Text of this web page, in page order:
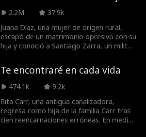
ser una flor delicada, empuña látigo y
cuchillo contra sus enemigos. El príncipe
la cree dócil, ¡pero hasta los fantasmas
temen su lado salvaje!
2.2M
37.9k
Juana Díaz, una mujer de origen rural,
escapó de un matrimonio opresivo con su
hija y conoció a Santiago Zarra, un militar
ropa y lograron su independencia. Con el
cuidado de Juana, Santiago recuperó la
movilidad, y ambos abrieron un nuevo
capítulo en sus vidas, transformando por
completo su destino.
Te encontraré en cada vida
474.1k
9.2k
Rita Carr, una antigua canalizadora,
regresa como hija de la familia Carr tras
cien reencarnaciones erróneas. En medio